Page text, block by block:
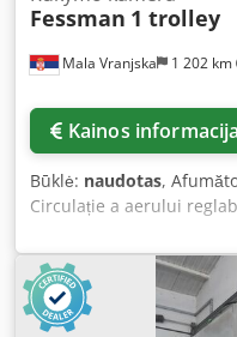
Mala Vranjska 1 202 km
Fessman 1 trolley
Kainos informacija
Būklė: naudotas,
Circulație a aerului
Dempere pentru aer
controlate pneumatic
Alimentare cu fum: la
afumare: rumeguș de